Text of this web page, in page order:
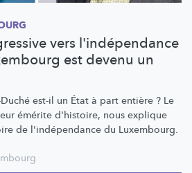
vers l'indépendance
est devenu un
est-il un État à part entière ? Le
émérite d'histoire, nous explique
de l'indépendance du Luxembourg.